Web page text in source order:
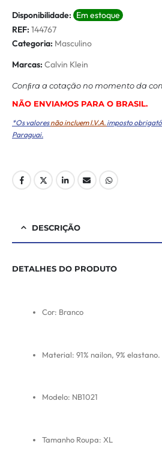
Disponibilidade: Em estoque
REF: 144767
Categoria: Masculino
Marcas: Calvin Klein
Conﬁra a cotação no momento da
NÃO ENVIAMOS PARA O BRASIL.
*Os valoresnão incluem I.V.A. imposto
Paraguai.
DESCRIÇÃO
DETALHES DO PRODUTO
Cor: Branco
Material: 91% nailon, 9% elastano.
Modelo: NB1021
Tamanho Roupa: XL